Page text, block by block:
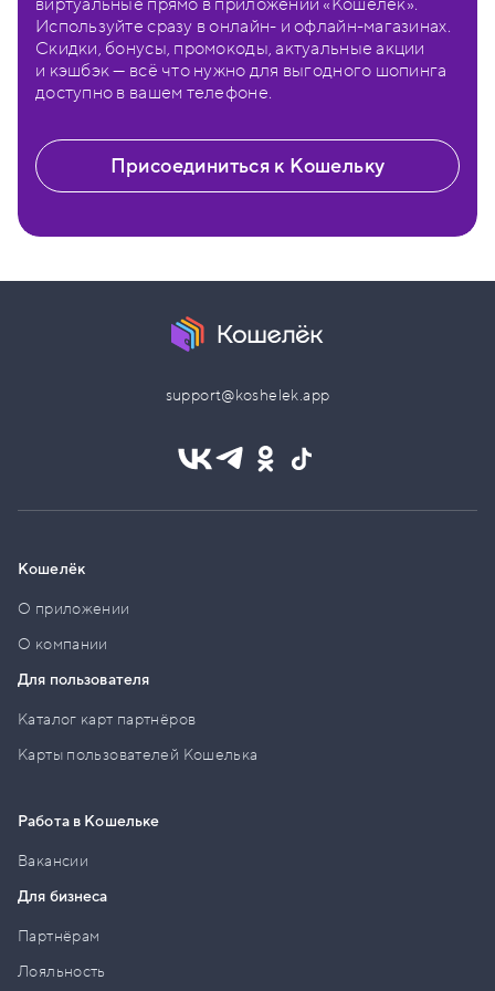
Используйте сразу в онлайн- и офлайн-магазинах.
Скидки, бонусы, промокоды, актуальные акции
и кэшбэк — всё что нужно для выгодного шопинга
доступно в вашем телефоне.
Присоединиться к Кошельку
support@koshelek.app
Кошелёк
О приложении
О компании
Для пользователя
Каталог карт партнёров
Карты пользователей Кошелька
Работа в Кошельке
Вакансии
Для бизнеса
Партнёрам
Лояльность